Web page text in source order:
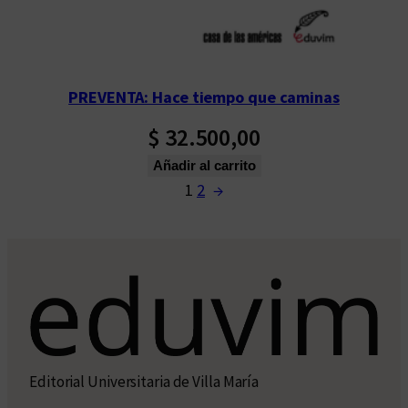
PREVENTA: Hace tiempo que caminas
$ 32.500,00
Añadir al carrito
1 2 →
Editorial Universitaria de Villa María